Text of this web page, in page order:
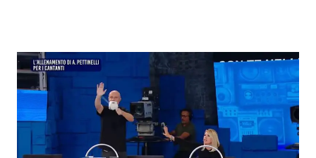
Benessere
Casa
Moda e Style
Cucina e Ricette
Consigli di Cucina
Dolci